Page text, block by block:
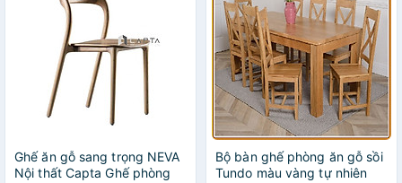
Ghế ăn gỗ sang trọng NEVA
Nội thất Capta Ghế phòng
Bộ bàn ghế phòng ăn gỗ sồi
Tundo màu vàng tự nhiên